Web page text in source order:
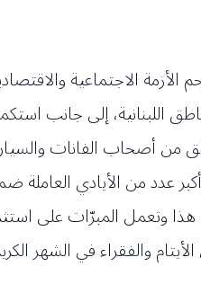
الأزمة الاجتماعية
المحتاجة بعد دعم نحو 6000 سائق
عدد من الأيادي
هذا وتعمل المبرّات
والفقراء في الشهر